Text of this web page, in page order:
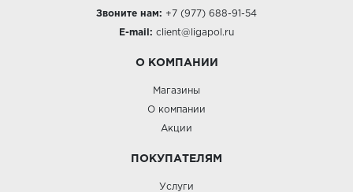
Звоните нам: +7 (977) 688-91-54
E-mail: client@ligapol.ru
О КОМПАНИИ
Магазины
О компании
Акции
ПОКУПАТЕЛЯМ
Услуги